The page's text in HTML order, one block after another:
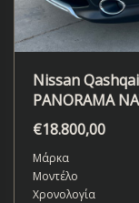
Nissan
PANORAMA
€18.800,00
Μάρκα
Μοντέλο
Χρονολογία